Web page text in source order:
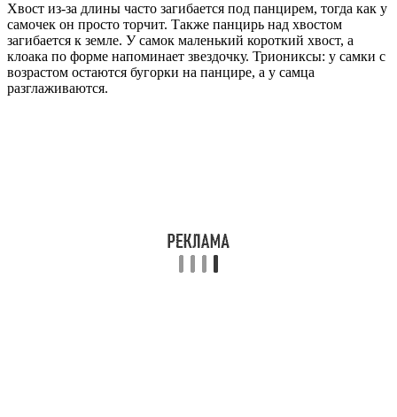
Хвост из-за длины часто загибается под панцирем, тогда как у
самочек он просто торчит. Также панцирь над хвостом
загибается к земле. У самок маленький короткий хвост, а
клоака по форме напоминает звездочку. Триониксы: у самки с
возрастом остаются бугорки на панцире, а у самца
разглаживаются.